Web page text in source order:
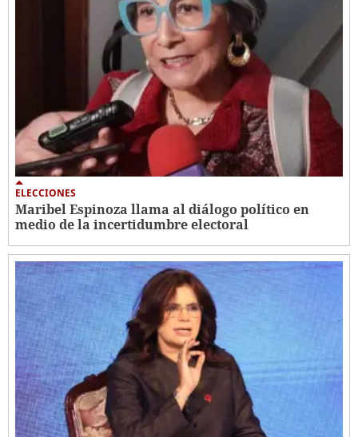
ELECCIONES
Maribel Espinoza llama al diálogo político en
medio de la incertidumbre electoral